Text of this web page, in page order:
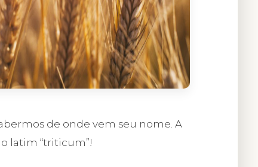
de onde vem seu nome. A
latim “triticum”!